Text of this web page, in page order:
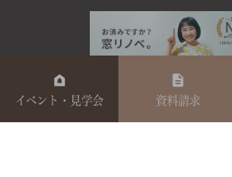
イベント・見学会 資料請求